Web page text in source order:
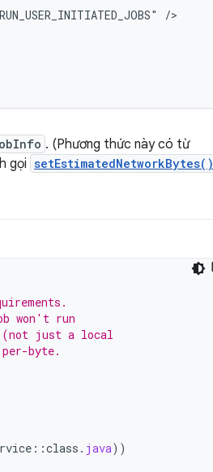
. (Phương thức này có từ
gọi setEstimatedNetworkBytes()
won't run
(not just a local
byte.
::class . java))